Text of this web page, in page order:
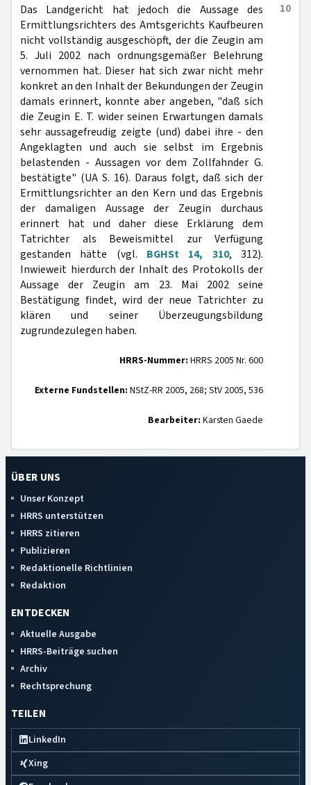
10
Das Landgericht hat jedoch die Aussage des
Ermittlungsrichters des Amtsgerichts Kaufbeuren
nicht vollständig ausgeschöpft, der die Zeugin am
5. Juli 2002 nach ordnungsgemäßer Belehrung
vernommen hat. Dieser hat sich zwar nicht mehr
konkret an den Inhalt der Bekundungen der Zeugin
damals erinnert, konnte aber angeben, "daß sich
die Zeugin E. T. wider seinen Erwartungen damals
sehr aussagefreudig zeigte (und) dabei ihre - den
Angeklagten und auch sie selbst im Ergebnis
belastenden - Aussagen vor dem Zollfahnder G.
bestätigte" (UA S. 16). Daraus folgt, daß sich der
Ermittlungsrichter an den Kern und das Ergebnis
der damaligen Aussage der Zeugin durchaus
erinnert hat und daher diese Erklärung dem
Tatrichter als Beweismittel zur Verfügung
gestanden hätte (vgl. BGHSt 14, 310, 312).
Inwieweit hierdurch der Inhalt des Protokolls der
Aussage der Zeugin am 23. Mai 2002 seine
Bestätigung findet, wird der neue Tatrichter zu
klären und seiner Überzeugungsbildung
zugrundezulegen haben.
HRRS-Nummer: HRRS 2005 Nr. 600
Externe Fundstellen: NStZ-RR 2005, 268; StV 2005, 536
Bearbeiter: Karsten Gaede
ÜBER UNS
Unser Konzept
HRRS unterstützen
HRRS zitieren
Publizieren
Redaktionelle Richtlinien
Redaktion
ENTDECKEN
Aktuelle Ausgabe
HRRS-Beiträge suchen
Archiv
Rechtsprechung
TEILEN
LinkedIn
Xing